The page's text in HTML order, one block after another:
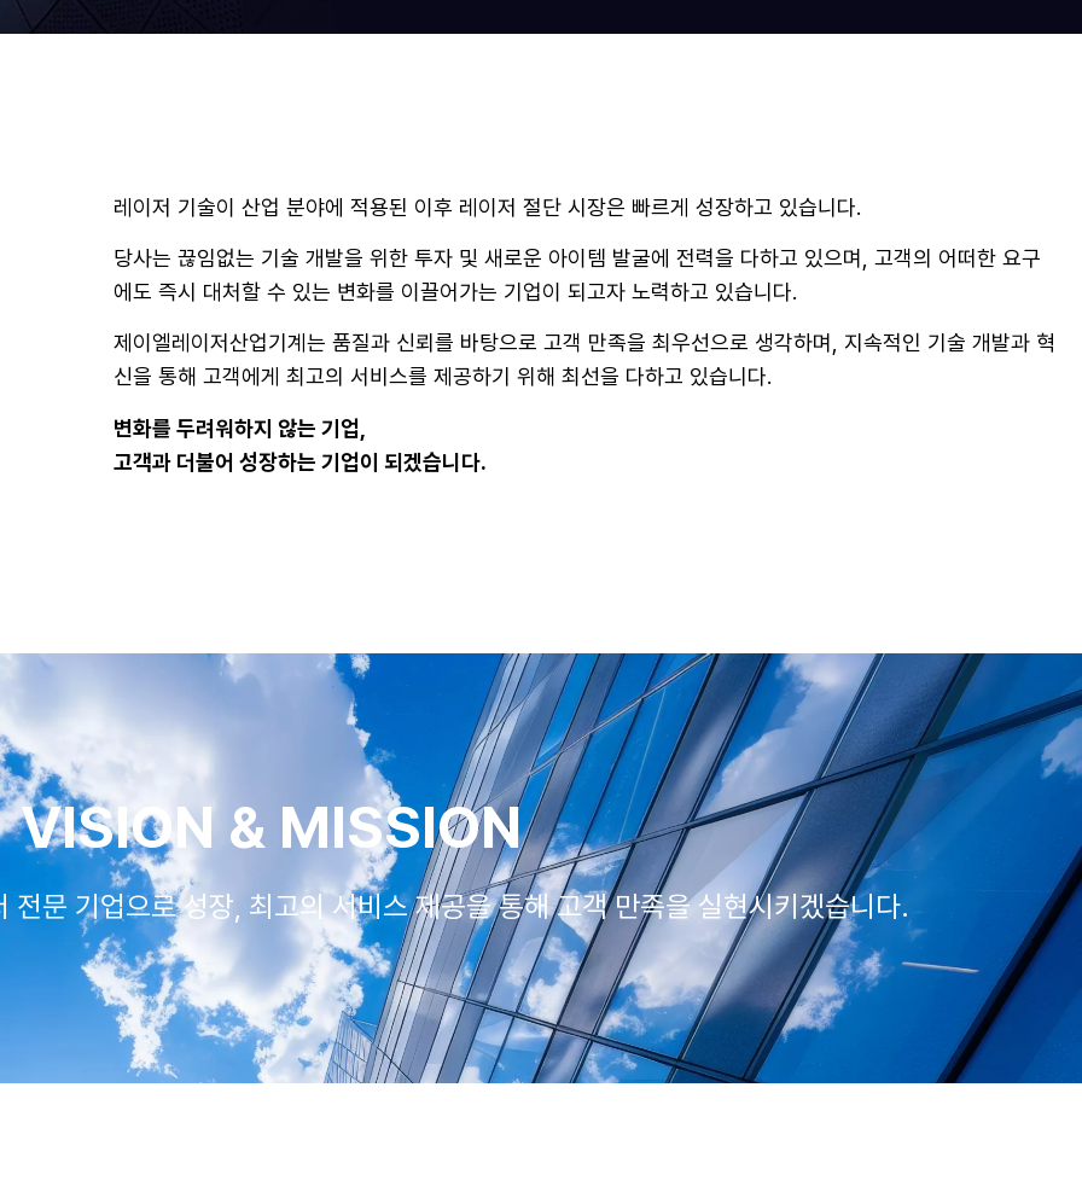
레이저 기술이 산업 분야에 적용된 이후 레이저 절단 시장은 빠르게 성장하고 있습니다.
당사는 끊임없는 기술 개발을 위한 투자 및 새로운 아이템 발굴에 전력을 다하고 있으며, 고객의 어떠한 요구
에도 즉시 대처할 수 있는 변화를 이끌어가는 기업이 되고자 노력하고 있습니다.
제이엘레이저산업기계는 품질과 신뢰를 바탕으로 고객 만족을 최우선으로 생각하며, 지속적인 기술 개발과 혁
신을 통해 고객에게 최고의 서비스를 제공하기 위해 최선을 다하고 있습니다.
변화를 두려워하지 않는 기업,
고객과 더불어 성장하는 기업이 되겠습니다.
VISION & MISSION
전문 기업으로 성장, 최고의 서비스 제공을 통해 고객 만족을 실현시키겠습니다.